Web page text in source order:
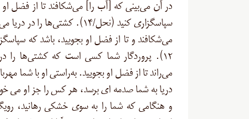
در آن می‌بینی که [آب را] می‌شکافند تا از فضل او
سپاسگزاری کنید (نحل/۱۴). کشتی‌ها را
می‌شکافند و تا از فضل او بجویید، باشد که
۱۲). پروردگار شما کسی است که کشتی‌ها را
می‌راند تا از فضل او بجویید. به‌راستی او با شما
دریا به شما صدمه‏ اى برسد، هر کس را جز او مى‏
و هنگامی که شما را به سوى خشکى رهانید،